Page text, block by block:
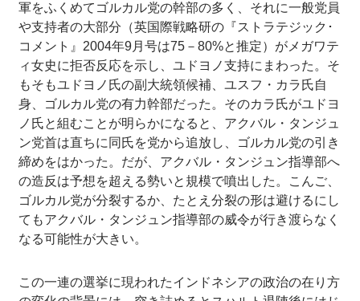
軍をふくめてゴルカル党の幹部の多く、それに一般党員
や支持者の大部分（英国際戦略研の『ストラテジック･
コメント』2004年9月号は75－80%と推定）がメガワテ
ィ女史に拒否反応を示し、ユドヨノ支持にまわった。そ
もそもユドヨノ氏の副大統領候補、ユスフ・カラ氏自
身、ゴルカル党の有力幹部だった。そのカラ氏がユドヨ
ノ氏と組むことが明らかになると、アクバル・タンジュ
ン党首は直ちに同氏を党から追放し、ゴルカル党の引き
締めをはかった。だが、アクバル・タンジュン指導部へ
の造反は予想を超える勢いと規模で噴出した。こんご、
ゴルカル党が分裂するか、たとえ分裂の形は避けるにし
てもアクバル・タンジュン指導部の威令が行き渡らなく
なる可能性が大きい。
この一連の選挙に現われたインドネシアの政治の在り方